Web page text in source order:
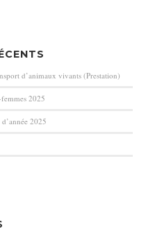
d’animaux vivants (Prestation)
2025
2025